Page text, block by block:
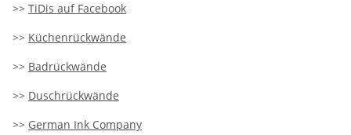
>> TiDis auf Facebook
>> Küchenrückwände
>> Badrückwände
>> Duschrückwände
>> German Ink Company